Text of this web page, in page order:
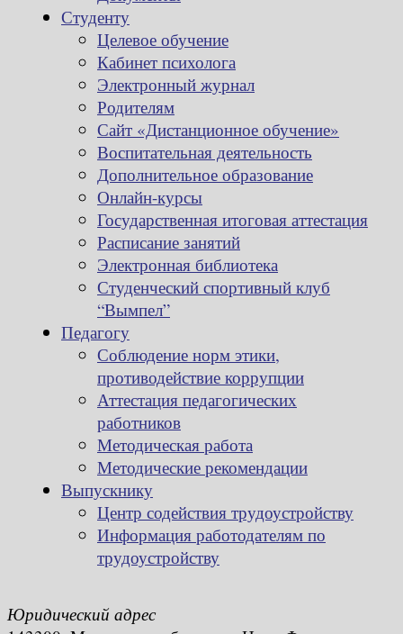
Студенту
Целевое обучение
Кабинет психолога
Электронный журнал
Родителям
Сайт «Дистанционное обучение»
Воспитательная деятельность
Дополнительное образование
Онлайн-курсы
Государственная итоговая аттестация
Расписание занятий
Электронная библиотека
Студенческий спортивный клуб
“Вымпел”
Педагогу
Соблюдение норм этики,
противодействие коррупции
Аттестация педагогических
работников
Методическая работа
Методические рекомендации
Выпускнику
Центр содействия трудоустройству
Информация работодателям по
трудоустройству
Юридический адрес